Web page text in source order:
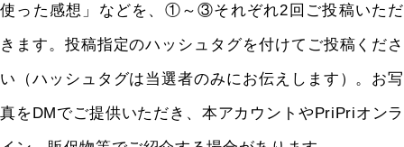
使った感想」などを、①～③それぞれ2 回ご投稿いただ
きます。投稿指定のハッシュタグを付けてご投稿くださ
い（ハッシュタグは当選者のみにお伝えします）。お写
真をDMでご提供いただき、本アカウントやPriPriオンラ